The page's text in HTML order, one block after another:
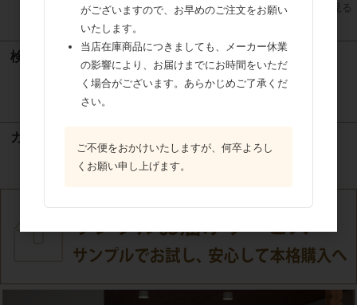
すべてのおすすめ商品を見る
検索
カート
カートは空です
がございますので、お早めのご注文をお願い
いたします。
当店在庫商品につきましても、メーカー休業
の影響により、お届けまでにお時間をいただ
く場合がございます。あらかじめご了承くだ
さい。
ご不便をおかけいたしますが、何卒よろし
くお願い申し上げます。